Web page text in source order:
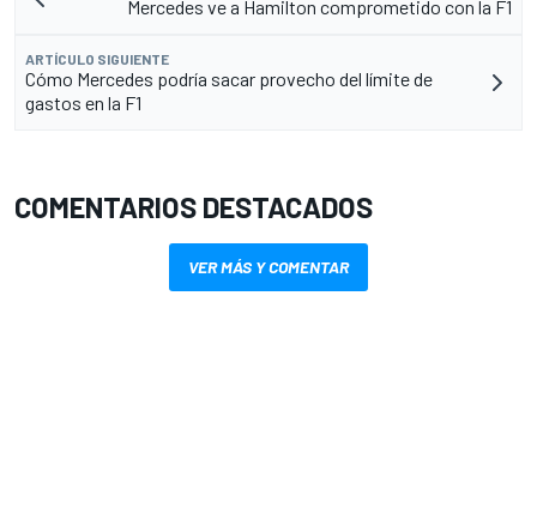
Mercedes ve a Hamilton comprometido con la F1
ARTÍCULO SIGUIENTE
Cómo Mercedes podría sacar provecho del límite de
gastos en la F1
COMENTARIOS DESTACADOS
VER MÁS Y COMENTAR